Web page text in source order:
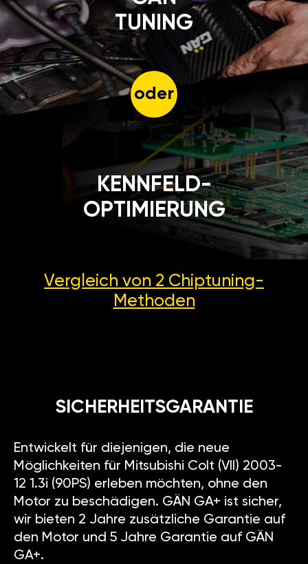
TUNING
oder
KENNFELD-
OPTIMIERUNG
Vergleich von 2 Chiptuning-
Methoden
SICHERHEITSGARANTIE
Entwickelt für diejenigen, die neue
Möglichkeiten für Mitsubishi Colt (VII) 2003-
12 1.3i (90PS) erleben möchten, ohne den
Motor zu beschädigen. GÄN GA+ ist sicher,
wir bieten 2 Jahre zusätzliche Garantie auf
den Motor und 5 Jahre Garantie auf GÄN
GA+.